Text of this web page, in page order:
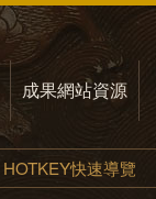
成果網站資源
HOTKEY快速導覽